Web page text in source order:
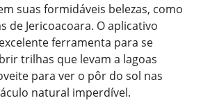
suas formidáveis belezas, como
de Jericoacoara. O aplicativo
ferramenta para se
trilhas que levam a lagoas
para ver o pôr do sol nas
natural imperdível.